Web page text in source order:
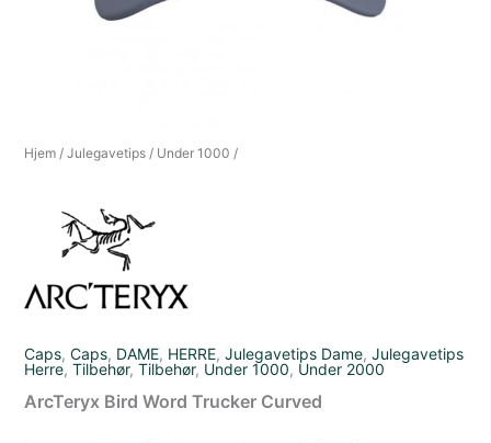
Hjem /Julegavetips / Under 1000 /
Caps,Caps, DAME, HERRE,Julegavetips Dame,Julegavetips
Herre,Tilbehør,Tilbehør, Under 1000, Under 2000
ArcTeryx Bird Word Trucker Curved